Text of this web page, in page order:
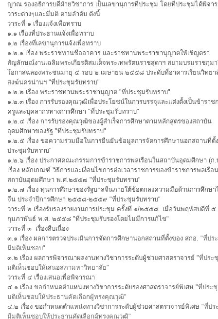
ญาณ รองอธิการบดีฝ่ายวิชาการ เป็นเลขานุการที่ประชุม โดยที่ประชุมได้พิจา
วาระต่างๆและมีมติ ตามลำดับ ดังนี้
วาระที่ ๑ เรื่องแจ้งเพื่อทราบ
๑.๑ เรื่องที่ประธานแจ้งเพื่อทราบ
๑.๒ เรื่องที่เลขานุการแจ้งเพื่อทราบ
๑.๒.๑ เรื่อง พระราชทานชื่ออาคาร และราชทานพระราชานุญาตให้เชิญตรา
สัญลักษณ์งานเฉลิมพระเกียรติสมเด็จพระเทพรัตนราชสุดาฯ สยามบรมราชกุม
โอกาสฉลองพระชนมายุ ๕ รอบ ๒ เมษายน ๒๕๕๘ ประดับที่อาคารเรียนวิทยา
สงฆ์นครน่านฯ "ที่ประชุมรับทราบ"
๑.๒.๒ เรื่อง พระราชทานพระราชานุญาต "ที่ประชุมรับทราบ"
๑.๒.๓ เรื่อง การรับรองคุณวุฒิเพื่อประโยชน์ในการบรรจุและแต่งตั้งเป็นข้าราช
ครูและบุคลากรทางการศึกษา "ที่ประชุมรับทราบ"
๑.๒.๔ เรื่อง การรับรองคุณวุฒิของผู้สำเร็จการศึกษาตามหลักสูตรของสถาบัน
อุดมศึกษาของรัฐ "ที่ประชุมรับทราบ"
๑.๒.๕ เรื่อง ขอความร่วมมือในการยืนยันข้อมูลการจัดการศึกษานอกสถานที่ตั้
ประชุมรับทราบ"
๑.๒.๖ เรื่อง ประกาศคณะกรรมการข้าราชการพลเรือนในสถาบันอุดมศึกษา (ก
เรื่อง หลักเกณฑ์ วิธีการและเงื่อนไขการต่อเวลาราชการของข้าราชการพลเรือ
สถาบันอุดมศึกษา พ.ศ.๒๕๕๗ "ที่ประชุมรับทราบ"
๑.๒.๗ เรื่อง ทุนการศึกษาของรัฐบาลจีนภายใต้ข้อตกลงความมือด้านการศึกษา
จีน ประจำปีการศึกษา ๒๕๕๘-๒๕๕๙ "ที่ประชุมรับทราบ"
วาระที่ ๒ เรื่องรับรองรายงานการประชุม ครั้งที่ ๑/๒๕๕๘ เมื่อวันพฤหัสบดีที่ ๕
กุมภาพันธ์ พ.ศ. ๒๕๕๘ "ที่ประชุมรับรองโดยไม่มีการแก้ไข"
วาระที่ ๓ เรื่องสืบเนื่อง
๓.๑ เรื่อง ผลการตรวจประเมินการจัดการศึกษานอกสถานที่ตั้งของ สกอ. "ที่ปร
มีมติเห็นชอบ"
๓.๒ เรื่อง ผลการพิจารณาผลงานทางวิชาการระดับผู้ช่วยศาสตราจารย์ "ที่ประ
มติเห็นชอบให้เสนอสภามหาวิทยาลัย"
วาระที่ ๔ เรื่องเสนอเพื่อพิจารณา
๔.๑ เรื่อง ขอกำหนดตำแหน่งทางวิชาการระดับรองศาสตราจารย์พิเศษ "ที่ประ
มติเห็นชอบให้ประธานคัดเลือกผู้ทรงคุณวุฒิ"
๔.๒ เรื่อง ขอกำหนดตำแหน่งทางวิชาการระดับผู้ช่วยศาสตราจารย์พิเศษ "ที่ปร
มีมติเห็นชอบให้ประธานคัดเลือกผู้ทรงคุณวุฒิ"